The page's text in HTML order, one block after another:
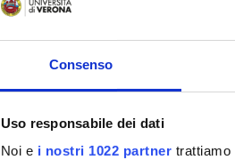
Consenso
Uso responsabile dei dati
Noi e i nostri 1022 partner trattiamo